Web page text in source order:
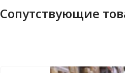
Сопутствующие